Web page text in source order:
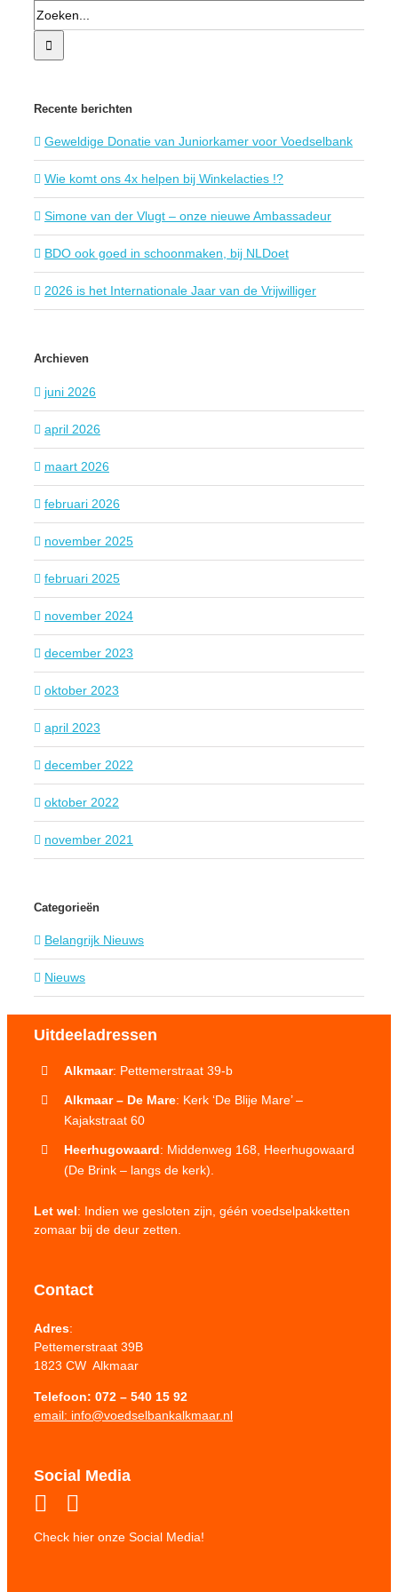
Recente berichten
Geweldige Donatie van Juniorkamer voor Voedselbank
Wie komt ons 4x helpen bij Winkelacties !?
Simone van der Vlugt – onze nieuwe Ambassadeur
BDO ook goed in schoonmaken, bij NLDoet
2026 is het Internationale Jaar van de Vrijwilliger
Archieven
juni 2026
april 2026
maart 2026
februari 2026
november 2025
februari 2025
november 2024
december 2023
oktober 2023
april 2023
december 2022
oktober 2022
november 2021
Categorieën
Belangrijk Nieuws
Nieuws
Uitdeeladressen
Alkmaar: Pettemerstraat 39-b
Alkmaar – De Mare: Kerk ‘De Blije Mare’ –
Kajakstraat 60
Heerhugowaard: Middenweg 168, Heerhugowaard
(De Brink – langs de kerk).
Let wel: Indien we gesloten zijn, géén voedselpakketten
zomaar bij de deur zetten.
Contact
Adres:
Pettemerstraat 39B
1823 CW Alkmaar
Telefoon: 072 – 540 15 92
email: info@voedselbankalkmaar.nl
Social Media
Check hier onze Social Media!